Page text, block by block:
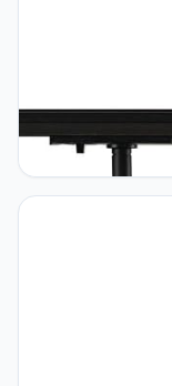
Puri | Draai- En
Railspot, Led-Spot,
Plafondspot,